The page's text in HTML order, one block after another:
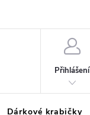
Přihlášení
Dárkové krabičky